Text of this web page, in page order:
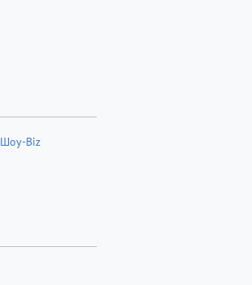
Шоу-Biz